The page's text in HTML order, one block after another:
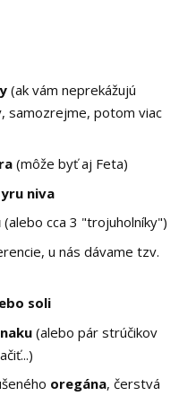
(ak vám neprekážujú
samozrejme, potom viac
(môže byť aj Feta)
niva
(alebo cca 3 "trojuholníky")
u nás dávame tzv.
soli
(alebo pár strúčikov
oregána, čerstvá